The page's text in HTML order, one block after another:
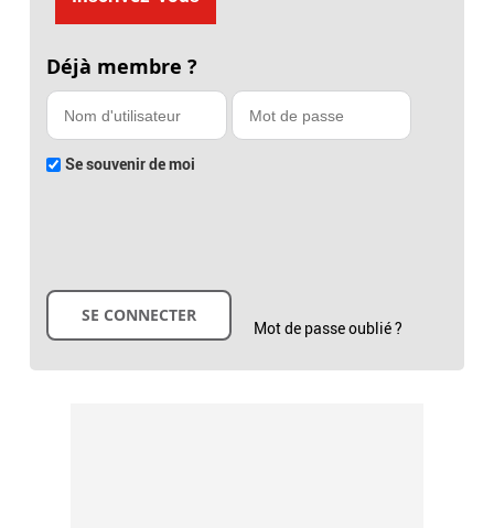
Déjà membre ?
Se souvenir de moi
Mot de passe oublié ?